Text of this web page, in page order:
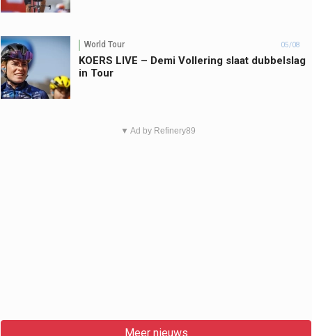
World Tour 05/08
KOERS LIVE – Demi Vollering slaat dubbelslag
in Tour
▼ Ad by Refinery89
Meer nieuws